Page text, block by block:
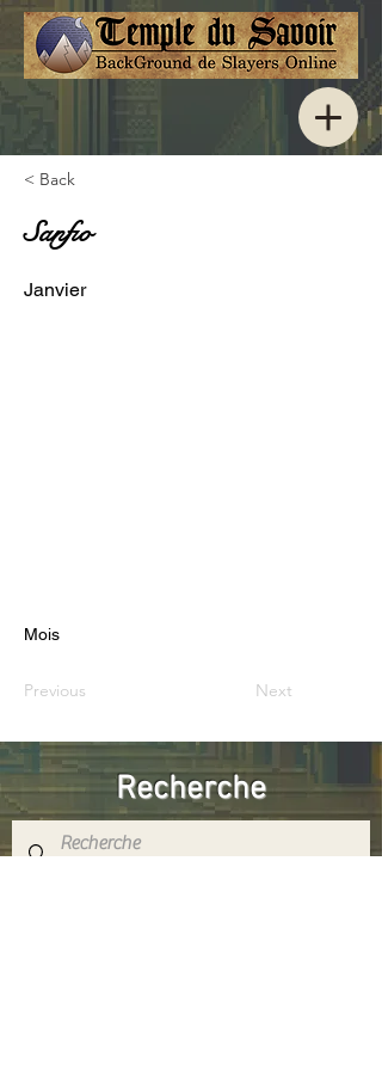
< Back
Sanfio
Janvier
Mois
Previous Next
Recherche